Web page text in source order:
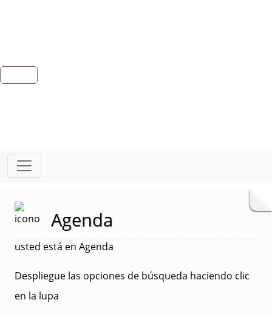
Agenda
usted está en Agenda
Despliegue las opciones de búsqueda haciendo clic
en la lupa